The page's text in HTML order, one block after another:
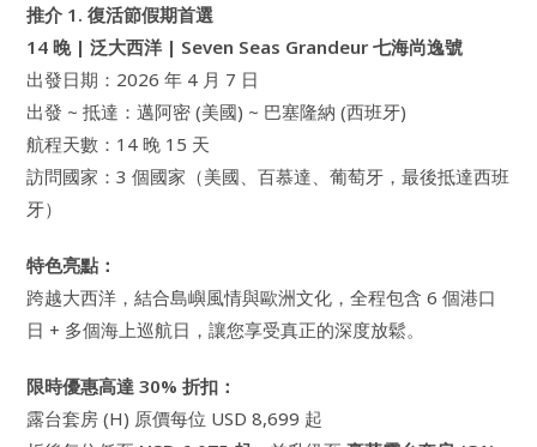
推介 1. 復活節假期首選
14 晚 | 泛大西洋 | Seven Seas Grandeur 七海尚逸號
出發日期：2026 年 4 月 7 日
出發 ~ 抵達：邁阿密 (美國) ~ 巴塞隆納 (西班牙)
航程天數：14 晚 15 天
訪問國家：3 個國家（美國、百慕達、葡萄牙，最後抵達西班
牙）
特色亮點：
跨越大西洋，結合島嶼風情與歐洲文化，全程包含 6 個港口
日 + 多個海上巡航日，讓您享受真正的深度放鬆。
限時優惠高達 30% 折扣：
露台套房 (H) 原價每位 USD 8,699 起